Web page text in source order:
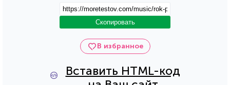
В избранное
Вставить HTML-код
Скопировать